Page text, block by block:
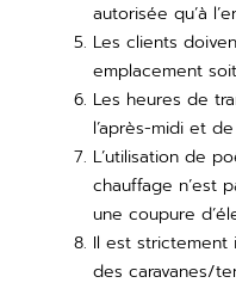
autorisée qu’à
Les clients
emplacement
Les heures de
l’après-midi et
L’utilisation de
chauffage n’est
une coupure
Il est strictement
des caravanes/